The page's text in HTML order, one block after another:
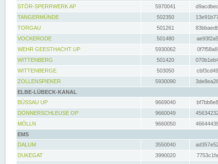
STÖR-SPERRWERK AP 5970041
TANGERMÜNDE
502350
TORGAU
501261
VOCKERODE
501480
WEHR GEESTHACHT UP
5930062
WITTENBERG
501420
WITTENBERGE
503050
ZOLLENSPIEKER
5930090
ELBE-LÜBECK-KANAL
BÜSSAU UP
9669040
DONNERSCHLEUSE OP
9660049
MÖLLN
9660050
EMS
DALUM
3550040
DUKEGAT
3990020